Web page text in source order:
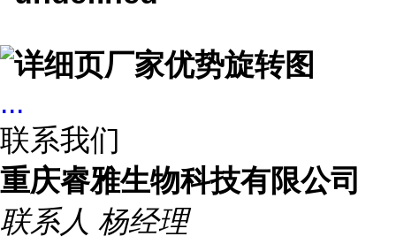
...
联系我们
重庆睿雅生物科技有限公司
联系人 杨经理